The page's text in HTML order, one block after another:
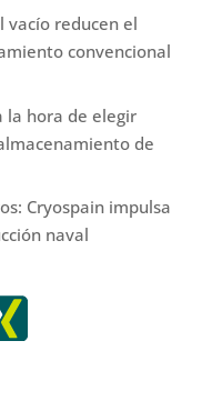
vacío reducen el
convencional
la hora de elegir
de
Cryospain impulsa
naval